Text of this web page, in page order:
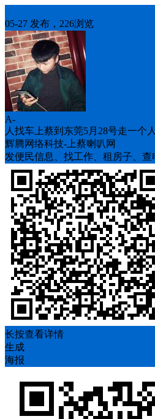
05-27 发布，226浏览
A-
人找车上蔡到东莞5月28号走一个
辉腾网络科技-上蔡喇叭网
发便民信息、找工作、租房子、查
长按查看详情
生成
海报